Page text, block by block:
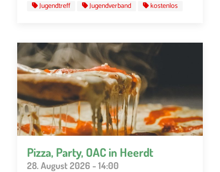
Jugendtreff
Jugendverband kostenlos
Pizza, Party, OAC in Heerdt
28. August 2026 - 14:00